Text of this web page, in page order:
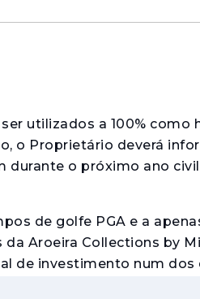
utilizados a 100% como
o Proprietário deverá
durante o próximo ano
de golfe PGA e a
Aroeira Collections by
de investimento num dos